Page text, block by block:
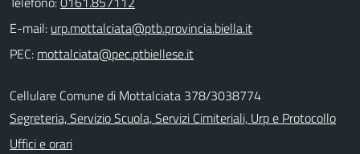
E-mail:
PEC:
Cellulare Comune di Mottalciata 378/3038774
Segreteria, Servizio Scuola, Servizi Cimiteriali, Urp e Protocollo
Uffici e orari